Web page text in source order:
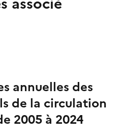
annuelles des
de la circulation
2005 à 2024